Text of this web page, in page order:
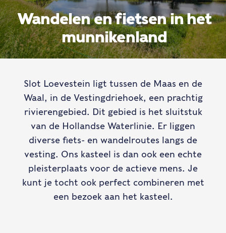
Steun ons
Tickets
Wandelen en fietsen in het
munnikenland
Slot Loevestein ligt tussen de Maas en de
Waal, in de Vestingdriehoek, een prachtig
rivierengebied. Dit gebied is het sluitstuk
van de Hollandse Waterlinie. Er liggen
diverse fiets- en wandelroutes langs de
vesting. Ons kasteel is dan ook een echte
pleisterplaats voor de actieve mens. Je
kunt je tocht ook perfect combineren met
een bezoek aan het kasteel.